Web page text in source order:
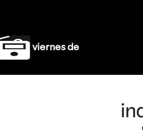
viernes de 10 a 13 hrs.